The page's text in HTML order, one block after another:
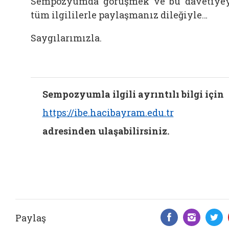
tüm ilgililerle paylaşmanız dileğiyle…
Saygılarımızla.
Sempozyumla ilgili ayrıntılı bilgi için
https://ibe.hacibayram.edu.tr
adresinden ulaşabilirsiniz.
Paylaş